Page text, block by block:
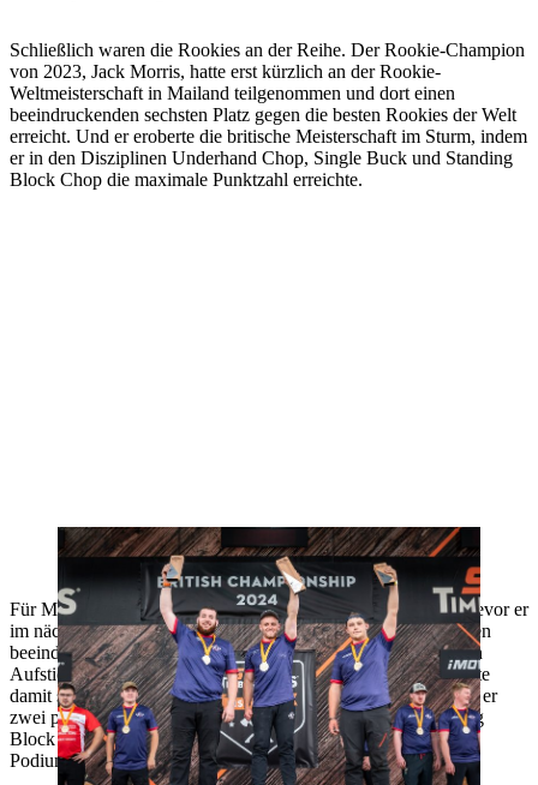
Schließlich waren die Rookies an der Reihe. Der Rookie-Champion
von 2023, Jack Morris, hatte erst kürzlich an der Rookie-
Weltmeisterschaft in Mailand teilgenommen und dort einen
beeindruckenden sechsten Platz gegen die besten Rookies der Welt
erreicht. Und er eroberte die britische Meisterschaft im Sturm, indem
er in den Disziplinen Underhand Chop, Single Buck und Standing
Block Chop die maximale Punktzahl erreichte.
Jack Morris (m.), Zac Powell (l.) and Rowan Luxton (r.). Die drei
Podiumsplätze im Rookie Wettkampf.
Für Morris ist es das letzte Jahr, in dem er als Rookie antritt, bevor er
im nächsten Jahr als Pro an den Start gehen will, und mit seinen
beeindruckenden Zeiten scheint er auf jeden Fall bereit für den
Aufstieg. Zac Powell belegte den zweiten Platz und verbesserte
damit seinen vierten Platz vom letzten Jahr. Außerdem erzielte er
zwei persönliche Bestzeiten in der Stock Saw und im Standing
Block Chop. Rowan Luxton belegte den dritten Platz auf dem
Podium.